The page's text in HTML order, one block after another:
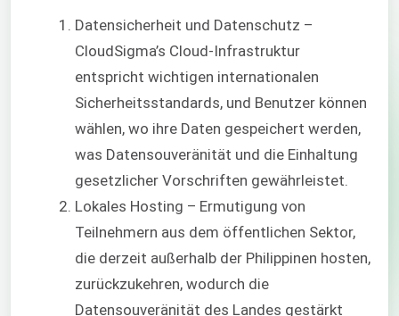
Datensicherheit und Datenschutz –
CloudSigma’s Cloud-Infrastruktur
entspricht wichtigen internationalen
Sicherheitsstandards, und Benutzer können
wählen, wo ihre Daten gespeichert werden,
was Datensouveränität und die Einhaltung
gesetzlicher Vorschriften gewährleistet.
Lokales Hosting – Ermutigung von
Teilnehmern aus dem öffentlichen Sektor,
die derzeit außerhalb der Philippinen hosten,
zurückzukehren, wodurch die
Datensouveränität des Landes gestärkt